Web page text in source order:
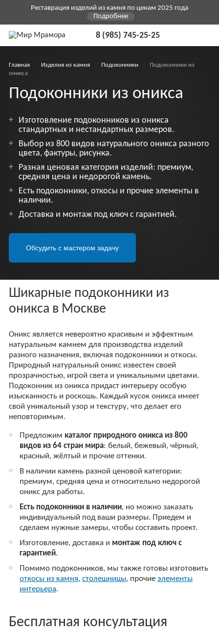
Реставрация изделий из камня по ценам 2025 года
Подробнее
8 (985) 745-25-25
Главная Изделия из камня Подоконники
Подоконники из
оникса
Подоконники из оникса
Изготовление подоконников из оникса
стандартных и нестандартных размеров.
Выбор из 800 видов натурального оникса разного
цвета, фактуры, рисунка.
Разная ценовая категория изделий: премиум,
средняя цена и недорогой камень.
Есть подоконники, откосы и прочие элементы в
наличии.
Доставка и монтаж под ключ с гарантией.
Шикарные подоконники из
оникса в Москве
Оникс является невероятно красивым и эффектным
натуральным камнем для производства изделий
разного назначения, включая подоконники и откосы.
Природный натуральный оникс известен своей
прозрачностью, игрой света и уникальными цветами.
Подоконник из оникса придаст интерьеру особую
изысканность и роскошь. Каждый кусок оникса имеет
свой уникальный узор и текстуру, что делает его
неповторимым.
Предложим каталог природного оникса из 800
видов из 64 стран мира: белый, бежевый, чёрный,
красный, жёлтый и прочие оттенки.
В наличии камень разной ценовой категории:
премиум, средняя цена и относительно недорогой
оникс для работы.
Есть подоконники в наличии, но можно заказать
индивидуальный под ваши размеры. Приедем и
сделаем нужные замеры, чтобы составить проект.
Изготовление, доставка и монтаж под ключ с
гарантией.
Помимо подоконников, мы также готовы изготовить
откосы из камня, столешницы, прочие элементы
интерьера.
Бесплатная консультация